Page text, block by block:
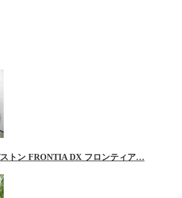
トン FRONTIA DX フロンティア…